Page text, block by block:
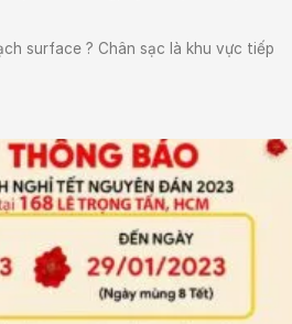
surface ? Chân sạc là khu vực tiếp